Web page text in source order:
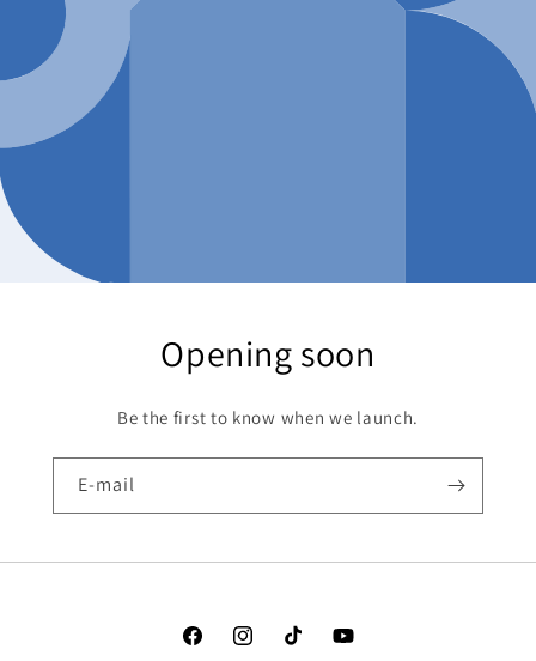
Opening soon
Be the first to know when we launch.
E-mail
FacebookInstagramTikTok YouTube